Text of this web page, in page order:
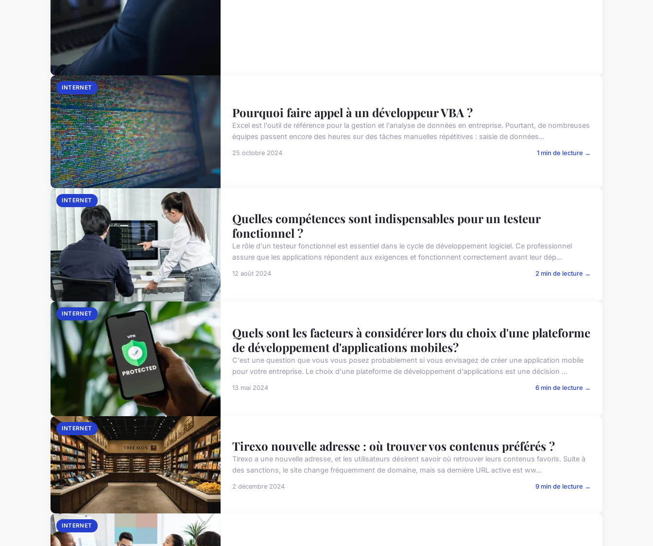
INTERNET
Pourquoi faire appel à un développeur VBA ?
Excel est l'outil de référence pour la gestion et l'analyse de données en entreprise. Pourtant, de nombreuses
équipes passent encore des heures sur des tâches manuelles répétitives : saisie de données...
25 octobre 2024 1 min de lecture →
INTERNET
Quelles compétences sont indispensables pour un testeur
fonctionnel ?
Le rôle d'un testeur fonctionnel est essentiel dans le cycle de développement logiciel. Ce professionnel
assure que les applications répondent aux exigences et fonctionnent correctement avant leur dép...
12 août 2024 2 min de lecture →
INTERNET
Quels sont les facteurs à considérer lors du choix d'une plateforme
de développement d'applications mobiles?
C'est une question que vous vous posez probablement si vous envisagez de créer une application mobile
pour votre entreprise. Le choix d'une plateforme de développement d'applications est une décision ...
13 mai 2024 6 min de lecture →
INTERNET
Tirexo nouvelle adresse : où trouver vos contenus préférés ?
Tirexo a une nouvelle adresse, et les utilisateurs désirent savoir où retrouver leurs contenus favoris. Suite à
des sanctions, le site change fréquemment de domaine, mais sa dernière URL active est ww...
2 décembre 2024 9 min de lecture →
INTERNET